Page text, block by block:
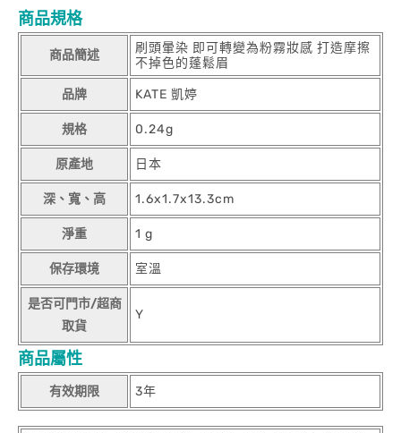
商品規格
商品簡述
刷頭暈染 即可轉變為粉霧妝感 打造摩擦
不掉色的蓬鬆眉
品牌 KATE 凱婷
規格 0.24g
原產地 日本
深、寬、高 1.6x1.7x13.3cm
淨重 1 g
保存環境 室溫
是否可門市/超商
取貨
Y
商品屬性
有效期限 3年